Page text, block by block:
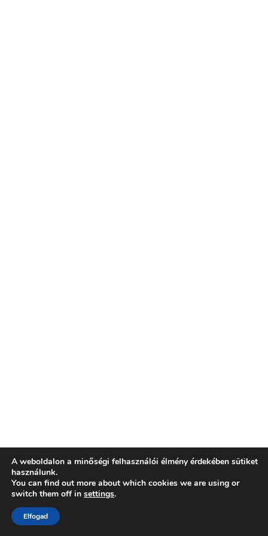
A weboldalon a minőségi felhasználói élmény érdekében sütiket
használunk.
You can find out more about which cookies we are using or
switch them off in settings.
Elfogad